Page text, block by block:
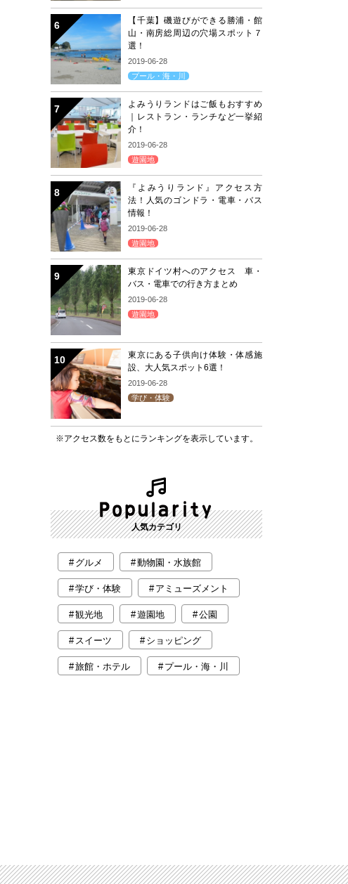
【千葉】磯遊びができる勝浦・館
山・南房総周辺の穴場スポット７
選！
2019-06-28
プール・海・川
よみうりランドはご飯もおすすめ
｜レストラン・ランチなど一挙紹
介！
2019-06-28
遊園地
『よみうりランド』アクセス方
法！人気のゴンドラ・電車・バス
情報！
2019-06-28
遊園地
東京ドイツ村へのアクセス 車・
バス・電車での行き方まとめ
2019-06-28
遊園地
東京にある子供向け体験・体感施
設、大人気スポット6選！
2019-06-28
学び・体験
※アクセス数をもとにランキングを表示しています。
人気カテゴリ
グルメ 動物園・水族館
学び・体験 アミューズメント
観光地 遊園地 公園
スイーツ ショッピング
旅館・ホテル プール・海・川